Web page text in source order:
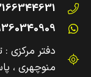
– 02166344616
دفتر مرکزی :
منوچهری ،